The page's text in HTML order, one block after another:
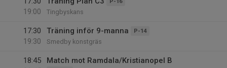
19:00
Tingbyskans
17:30
19:30
Träning inför 9-manna P-14
Smedby konstgräs
18:45
Match mot Ramdala/Kristianopel B